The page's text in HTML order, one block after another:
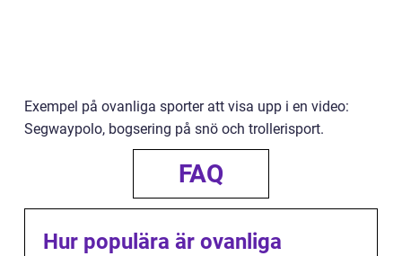
Exempel på ovanliga sporter att visa upp i en video:
Segwaypolo, bogsering på snö och trollerisport.
FAQ
Hur populära är ovanliga